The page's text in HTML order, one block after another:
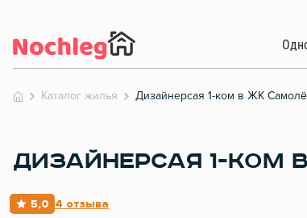
Каталог жилья Дизайнерсая 1-ком в ЖК
ДИЗАЙНЕРСАЯ 1-КОМ
5,0 4 отзыва